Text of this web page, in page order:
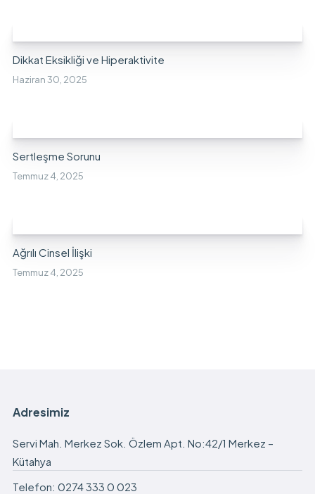
Dikkat Eksikliği ve Hiperaktivite
Haziran 30, 2025
Sertleşme Sorunu
Temmuz 4, 2025
Ağrılı Cinsel İlişki
Temmuz 4, 2025
Adresimiz
Servi Mah. Merkez Sok. Özlem Apt. No:42/1 Merkez –
Kütahya
Telefon: 0274 333 0 023